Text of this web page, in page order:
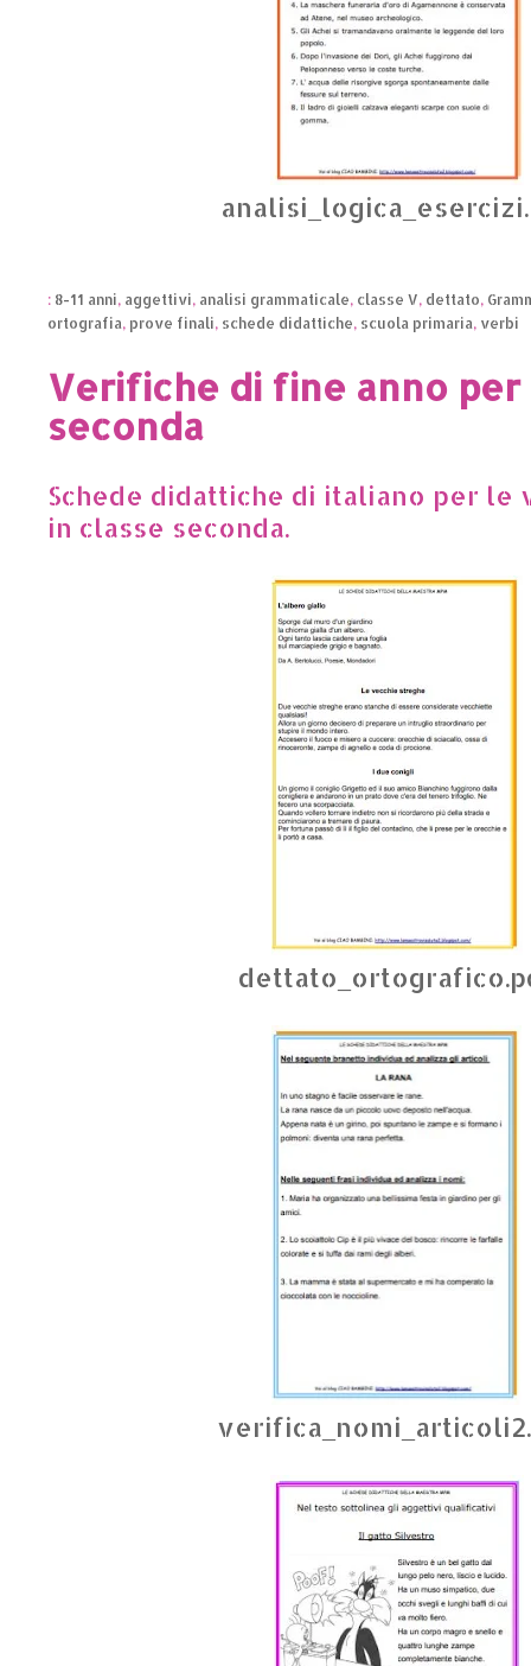
: 8-11 anni, aggettivi, analisi grammaticale, classe V, dettato,
ortografia, prove finali, schede didattiche, scuola primaria, verbi
Verifiche di fine anno per
seconda
Schede didattiche di italiano per
in classe seconda.